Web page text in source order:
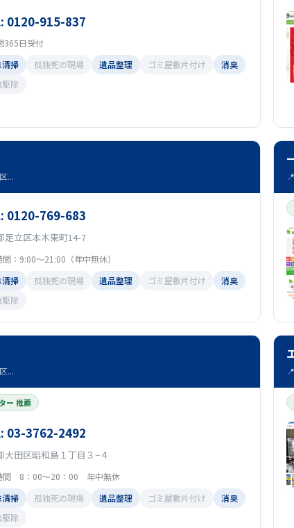
0120-915-837
365日受付
清掃
孤独死の現場 遺品整理 ゴミ屋敷片付け
消臭
駆除
...
0120-769-683
足立区本木東町14-7
間：9:00〜21:00（年中無休）
清掃
孤独死の現場 遺品整理 ゴミ屋敷片付け
消臭
駆除
...
ー 推薦
03-3762-2492
大田区昭和島１丁目３−４
間 8：00～20：00 年中無休
清掃
孤独死の現場 遺品整理 ゴミ屋敷片付け
消臭
駆除